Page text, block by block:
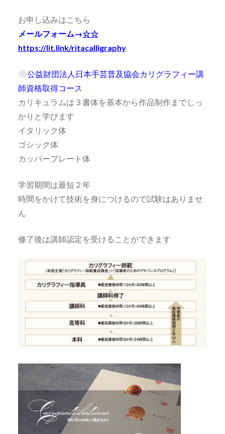
お申し込みはこちら
メールフォーム→☆☆
https://lit.link/ritacalligraphy
公益財団法人日本手芸普及協会カリグラフィー講
師資格取得コース
カリキュラムは３書体を基本から作品制作までしっ
かりと学びます
イタリック体
ゴシック体
カッパープレート体
学習期間は最短２年
時間をかけて技術を身につけるので試験はありませ
ん
修了後は講師認定を受けることができます